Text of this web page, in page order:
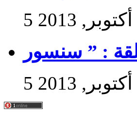
5 أكتوبر, 2013
5 أكتوبر, 2013